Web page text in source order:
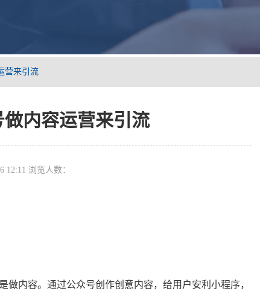
营来引流
内容运营来引流
12:11 浏览人数：
内容。通过公众号创作创意内容，给用户安利小程序，